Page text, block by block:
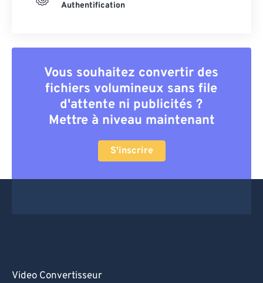
Authentification
Vous souhaitez convertir des
fichiers volumineux sans file
d'attente ni publicités ?
Mettre à niveau maintenant
S'inscrire
Video Convertisseur